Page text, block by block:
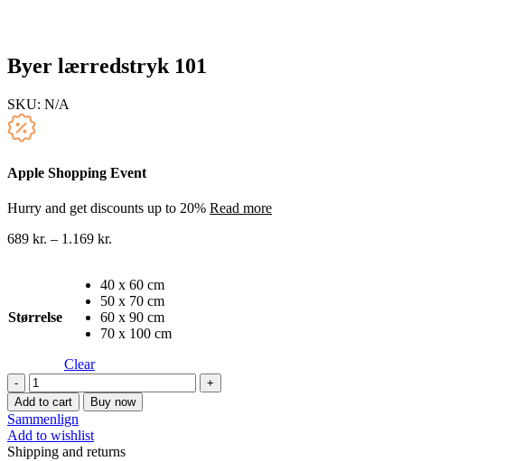
Byer lærredstryk 101
SKU: N/A
Apple Shopping Event
Hurry and get discounts up to 20% Read more
689 kr. – 1.169 kr.
Størrelse
40 x 60 cm
50 x 70 cm
60 x 90 cm
70 x 100 cm
Clear
Byer
lærredstryk
101
quantity
Add to cart Buy now
Sammenlign
Add to wishlist
Shipping and returns